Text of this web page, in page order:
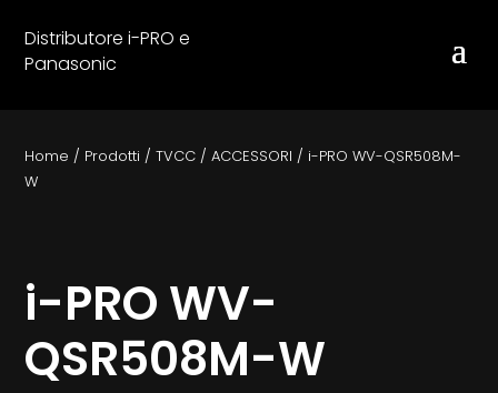
Distributore i-PRO e
Panasonic
Home / Prodotti /TVCC /ACCESSORI / i-PRO WV-QSR508M-
W
i-PRO WV-
QSR508M-W